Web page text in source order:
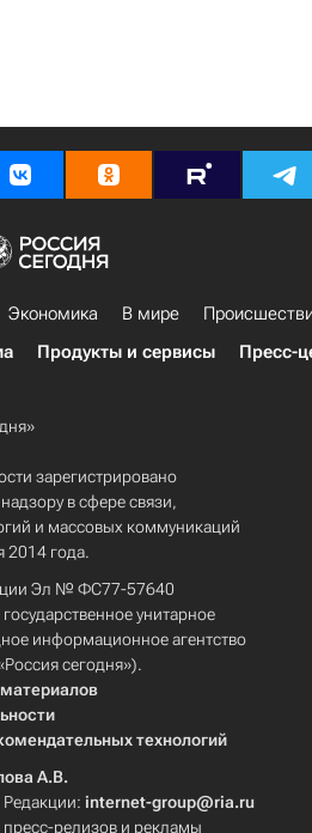
Экономика В мире
Продукты и сервисы Пресс-
зарегистрировано
в сфере связи,
и массовых коммуникаций
2014 года.
Эл № ФС77-57640
унитарное
информационное агентство
сегодня»).
технологий
А.В.
internet-group@ria.ru
релизов и рекламы